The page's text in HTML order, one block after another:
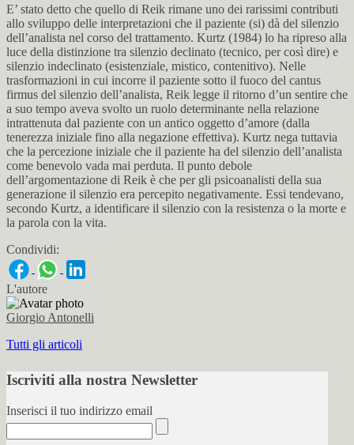
E’ stato detto che quello di Reik rimane uno dei rarissimi contributi
allo sviluppo delle interpretazioni che il paziente (si) dà del silenzio
dell’analista nel corso del trattamento. Kurtz (1984) lo ha ripreso alla
luce della distinzione tra silenzio declinato (tecnico, per così dire) e
silenzio indeclinato (esistenziale, mistico, contenitivo). Nelle
trasformazioni in cui incorre il paziente sotto il fuoco del cantus
firmus del silenzio dell’analista, Reik legge il ritorno d’un sentire che
a suo tempo aveva svolto un ruolo determinante nella relazione
intrattenuta dal paziente con un antico oggetto d’amore (dalla
tenerezza iniziale fino alla negazione effettiva). Kurtz nega tuttavia
che la percezione iniziale che il paziente ha del silenzio dell’analista
come benevolo vada mai perduta. Il punto debole
dell’argomentazione di Reik è che per gli psicoanalisti della sua
generazione il silenzio era percepito negativamente. Essi tendevano,
secondo Kurtz, a identificare il silenzio con la resistenza o la morte e
la parola con la vita.
Condividi:
L'autore
Giorgio Antonelli
Tutti gli articoli
Iscriviti alla nostra Newsletter
Inserisci il tuo indirizzo email